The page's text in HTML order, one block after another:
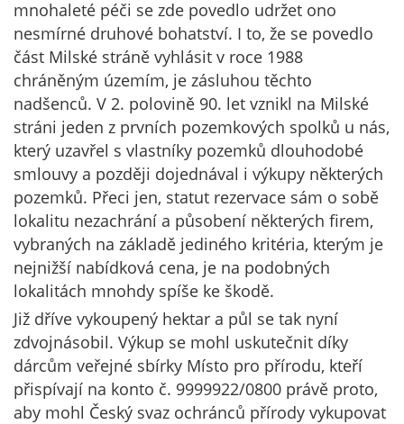
mnohaleté péči se zde povedlo udržet ono
nesmírné druhové bohatství. I to, že se povedlo
část Milské stráně vyhlásit v roce 1988
chráněným územím, je zásluhou těchto
nadšenců. V 2. polovině 90. let vznikl na Milské
stráni jeden z prvních pozemkových spolků u nás,
který uzavřel s vlastníky pozemků dlouhodobé
smlouvy a později dojednával i výkupy některých
pozemků. Přeci jen, statut rezervace sám o sobě
lokalitu nezachrání a působení některých firem,
vybraných na základě jediného kritéria, kterým je
nejnižší nabídková cena, je na podobných
lokalitách mnohdy spíše ke škodě.
Již dříve vykoupený hektar a půl se tak nyní
zdvojnásobil. Výkup se mohl uskutečnit díky
dárcům veřejné sbírky Místo pro přírodu, kteří
přispívají na konto č. 9999922/0800 právě proto,
aby mohl Český svaz ochránců přírody vykupovat